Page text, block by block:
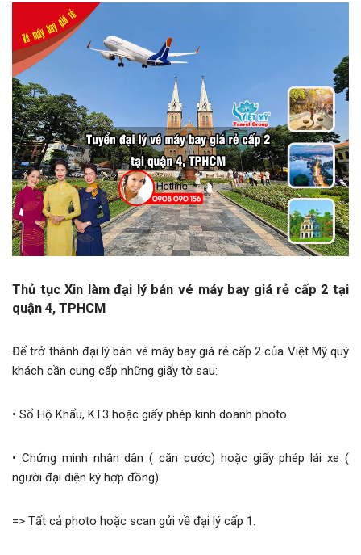
Thủ tục Xin làm đại lý bán vé máy bay giá rẻ cấp 2 tại
quận 4, TPHCM
Để trở thành đại lý bán vé máy bay giá rẻ cấp 2 của Việt Mỹ quý
khách cần cung cấp những giấy tờ sau:
• Sổ Hộ Khẩu, KT3 hoặc giấy phép kinh doanh photo
• Chứng minh nhân dân ( căn cước) hoặc giấy phép lái xe (
người đại diện ký hợp đồng)
=> Tất cả photo hoặc scan gửi về đại lý cấp 1.